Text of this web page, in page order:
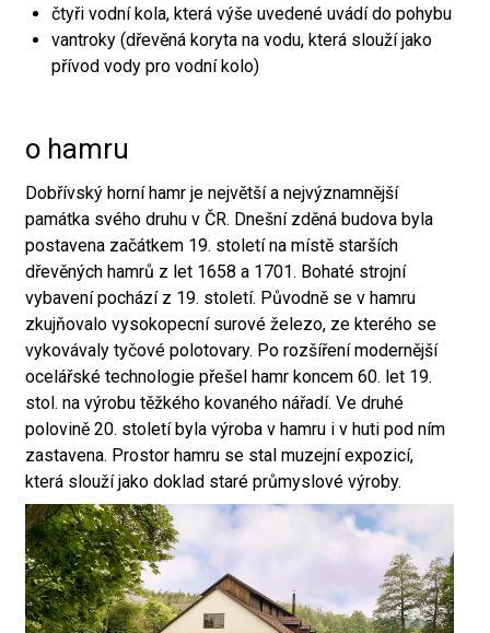
čtyři vodní kola, která výše uvedené uvádí do pohybu
vantroky (dřevěná koryta na vodu, která slouží jako
přívod vody pro vodní kolo)
o hamru
Dobřívský horní hamr je největší a nejvýznamnější
památka svého druhu v ČR. Dnešní zděná budova byla
postavena začátkem 19. století na místě starších
dřevěných hamrů z let 1658 a 1701. Bohaté strojní
vybavení pochází z 19. století. Původně se v hamru
zkujňovalo vysokopecní surové železo, ze kterého se
vykovávaly tyčové polotovary. Po rozšíření modernější
ocelářské technologie přešel hamr koncem 60. let 19.
stol. na výrobu těžkého kovaného nářadí. Ve druhé
polovině 20. století byla výroba v hamru i v huti pod ním
zastavena. Prostor hamru se stal muzejní expozicí,
která slouží jako doklad staré průmyslové výroby.